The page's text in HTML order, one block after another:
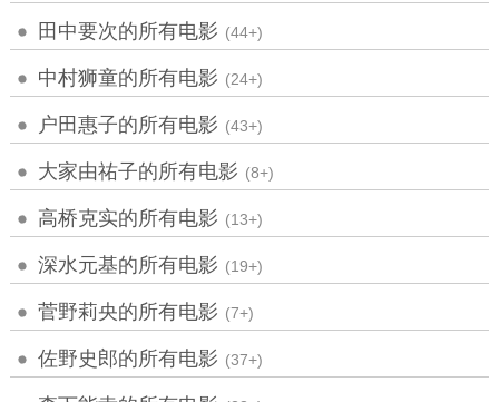
田中要次的所有电影 (44+)
中村狮童的所有电影 (24+)
户田惠子的所有电影 (43+)
大家由祐子的所有电影 (8+)
高桥克实的所有电影 (13+)
深水元基的所有电影 (19+)
菅野莉央的所有电影 (7+)
佐野史郎的所有电影 (37+)